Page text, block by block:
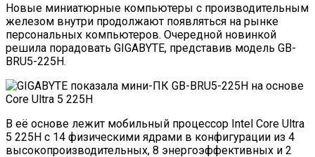
Новые миниатюрные компьютеры с производительным
железом внутри продолжают появляться на рынке
персональных компьютеров. Очередной новинкой
решила порадовать GIGABYTE, представив модель GB-
BRU5-225H.
В её основе лежит мобильный процессор Intel Core Ultra
5 225H с 14 физическими ядрами в конфигурации из 4
высокопроизводительных, 8 энергоэффективных и 2